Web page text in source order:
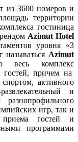
из 3600 номеров и
территории
гостиница
Azimut Hotel
уровня «3
называться Azimut
весь комплекс
причем на
активного
и
игр, так и
гостей и
программами